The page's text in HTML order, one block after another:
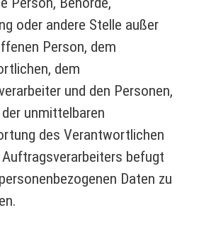
oder andere Stelle außer
Person, dem
dem
und den Personen,
unmittelbaren
des Verantwortlichen
befugt
Daten zu